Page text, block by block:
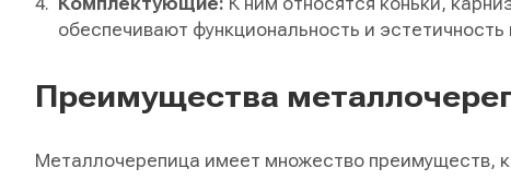
Комплектующие: К ним относятся коньки,
обеспечивают функциональность и
Преимущества
Металлочерепица имеет множество преимуществ,